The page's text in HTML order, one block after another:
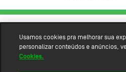
Usamos cookies pra melhorar sua
personalizar conteúdos e anúncios,
Cookies.